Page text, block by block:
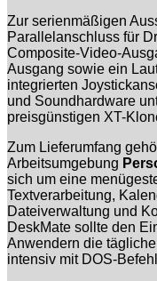
Zur serienmäßigen
Parallelanschluss für
Composite-Video-
Ausgang sowie ein
integrierten
und Soundhardware
preisgünstigen XT-
Zum Lieferumfang
Arbeitsumgebung
sich um eine
Textverarbeitung,
Dateiverwaltung und
DeskMate sollte den
Anwendern die
intensiv mit DOS-